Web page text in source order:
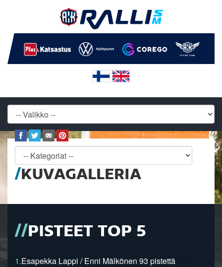
KUVAGALLERIA
PISTEET TOP 5
1.Esapekka Lappi / Enni Mälkönen 93 pistettä